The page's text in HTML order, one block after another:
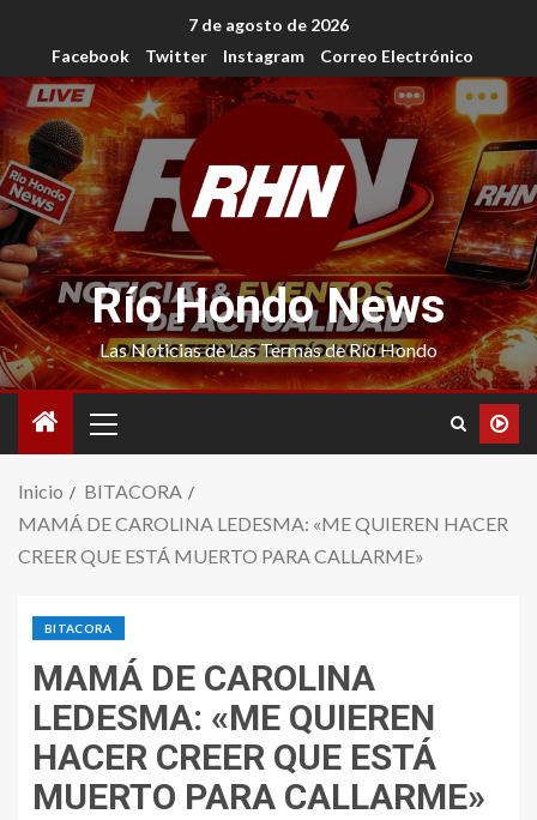
7 de agosto de 2026
Facebook
Twitter Instagram Correo Electrónico
Río Hondo News
Las Noticias de Las Termas de Río Hondo
Inicio
BITACORA
MAMÁ DE CAROLINA LEDESMA: «ME QUIEREN HACER
CREER QUE ESTÁ MUERTO PARA CALLARME»
BITACORA
MAMÁ DE CAROLINA
LEDESMA: «ME QUIEREN
HACER CREER QUE ESTÁ
MUERTO PARA CALLARME»